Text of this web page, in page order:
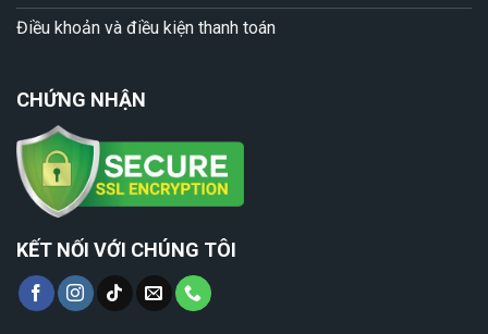
Điều khoản và điều kiện thanh toán
CHỨNG NHẬN
KẾT NỐI VỚI CHÚNG TÔI